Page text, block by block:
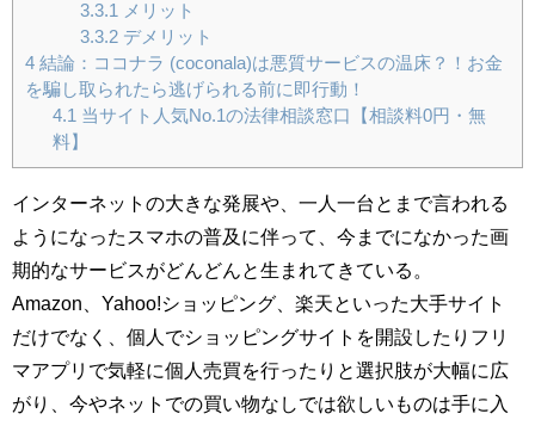
3.3.1
メリット
3.3.2デメリット
4 結論：ココナラ (coconala)は悪質サービスの温床？！お金
を騙し取られたら逃げられる前に即行動！
4.1 当サイト人気No.1の法律相談窓口【相談料0円・無
料】
インターネットの大きな発展や、一人一台とまで言われる
ようになったスマホの普及に伴って、今までになかった画
期的なサービスがどんどんと生まれてきている。
Amazon、Yahoo!ショッピング、楽天といった大手サイト
だけでなく、個人でショッピングサイトを開設したりフリ
マアプリで気軽に個人売買を行ったりと選択肢が大幅に広
がり、今やネットでの買い物なしでは欲しいものは手に入